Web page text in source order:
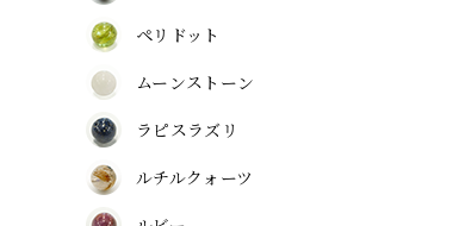
ペリドット
ムーンストーン
ラピスラズリ
ルチルクォーツ